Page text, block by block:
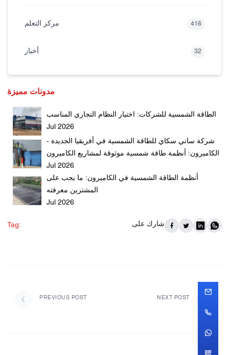
مركز التعلم 416
أخبار 32
مدونات مميزة
الطاقة الشمسية للشركات: اختيار النظام التجاري المناسب
Jul 2026
شركة ساني سكاي للطاقة الشمسية في أفريقيا الجديدة -
الكاميرون: أنظمة طاقة شمسية موثوقة لمشاريع الكاميرون
Jul 2026
أنظمة الطاقة الشمسية في الكاميرون: ما يجب على
المشترين معرفته
Jul 2026
Tag: شارك على
PREVIOUS POST NEXT POST